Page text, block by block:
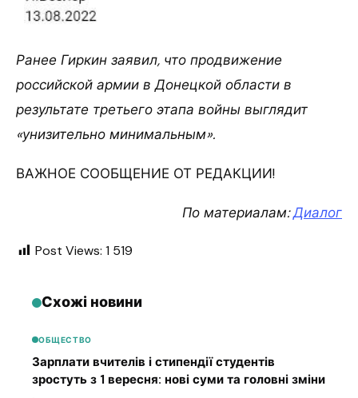
Ранее Гиркин заявил, что продвижение
российской армии в Донецкой области в
результате третьего этапа войны выглядит
«унизительно минимальным».
ВАЖНОЕ СООБЩЕНИЕ ОТ РЕДАКЦИИ!
По материалам:Диалог
Post Views: 1 519
Схожі новини
ОБЩЕСТВО
Зарплати вчителів і стипендії студентів
зростуть з 1 вересня: нові суми та головні зміни